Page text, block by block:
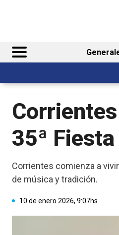
35ª
Corrientes comienza a
de música y tradición.
10 de enero 2026, 9:07hs